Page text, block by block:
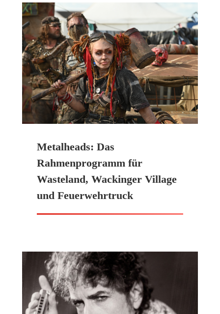
Metalheads: Das
Rahmenprogramm für
Wasteland, Wackinger Village
und Feuerwehrtruck